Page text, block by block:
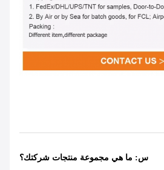
س: ما هي مجموعة منتجات شركتك؟